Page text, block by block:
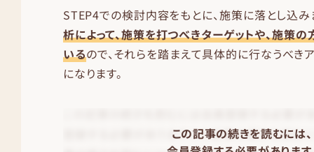
STEP4での検討内容をもとに、施策に落とし込み
析によって、施策を打つべきターゲットや、施策
いるので、それらを踏まえて具体的に行なうべき
になります。
この記事の続きを読むには、